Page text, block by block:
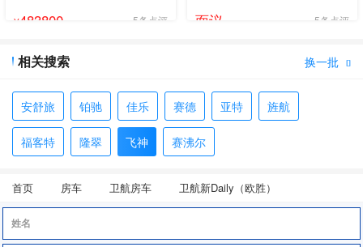
¥483800 5条点评 面议 5条点评
换一批 
相关搜索
安舒旅 铂驰 佳乐 赛德 亚特 旌航
福客特 隆翠 飞神 赛沸尔
首页 房车 卫航房车 卫航新Daily（欧胜）